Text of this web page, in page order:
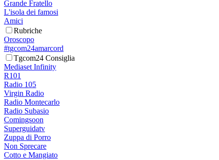
Grande Fratello
L'isola dei famosi
Amici
Rubriche
Oroscopo
#tgcom24amarcord
Tgcom24 Consiglia
Mediaset Infinity
R101
Radio 105
Virgin Radio
Radio Montecarlo
Radio Subasio
Comingsoon
Superguidatv
Zuppa di Porro
Non Sprecare
Cotto e Mangiato